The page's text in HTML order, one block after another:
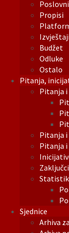
Propisi
Budžet
Odluke
Ostalo
Pitanja,
Pitanja
Pitanja
Pitanja
Sjednice
Arhiva